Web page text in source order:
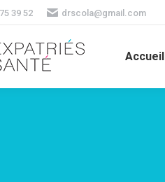
39 52 drscola@gmail.com
Accueil